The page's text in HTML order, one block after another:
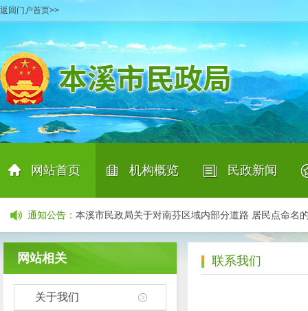
返回门户首页>>
网站首页
|
机构概览
|
民政新闻
|
通知公告 ：
产业招商项目清单 06-29
本溪市民政局关于公示招募承接养老机构预收费业务
本溪市民政局完成2026年上半年信用档案更新工作
本溪市民政局关于向中度以上失能老年人发放养老
本溪市民政局关于对南芬区域内部分道路 居民点命名
关于再次招募承接养老机构预收费存管业务商业银行
关于公开询价聘请第三方机构开展居家和社区养老服
本溪市民政局关于公示招募承接养老机构预收费业务
网站相关
关于我们
联系我们